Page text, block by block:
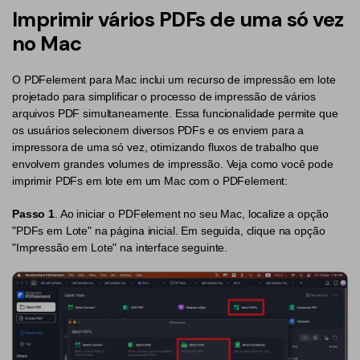
PDF para Word
Juntar PDF
Word para PDF
Leitor de PDF com IA
Cloud
PDFelement Cloud
Organizar PDF
Cortar PDF
Formulário PDF
PDF em Lote
PDF OCR
Extrair Dados em PDF
Editar PDF como o Word
Conhecimento de PDF
Encontre mais tópicos
Soluções de PDF para
Serviço de TI
Saúde
Financeiro
Governo
Imprimir vários PDFs de uma só vez
no Mac
O PDFelement para Mac inclui um recurso de impressão em lote
projetado para simplificar o processo de impressão de vários
arquivos PDF simultaneamente. Essa funcionalidade permite que
os usuários selecionem diversos PDFs e os enviem para a
impressora de uma só vez, otimizando fluxos de trabalho que
envolvem grandes volumes de impressão. Veja como você pode
imprimir PDFs em lote em um Mac com o PDFelement:
Passo 1 . Ao iniciar o PDFelement no seu Mac, localize a opção
"PDFs em Lote" na página inicial. Em seguida, clique na opção
"Impressão em Lote" na interface seguinte.